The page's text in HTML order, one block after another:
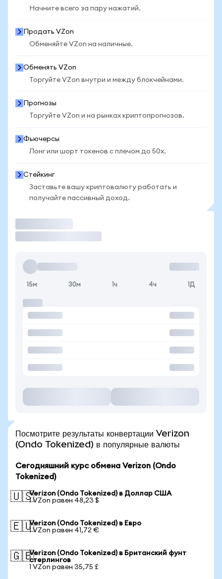
Начните всего за пару нажатий.
Продать VZon
Обменяйте VZon на наличные.
Обменять VZon
Торгуйте VZon внутри и между блокчейнами.
Прогнозы
Торгуйте VZon и на рынках криптопрогнозов.
Фьючерсы
Лонг или шорт токенов с плечом до 50x.
Стейкинг
Заставьте вашу криптовалюту работать и
получайте пассивный доход.
15м 30м 1ч 4ч 1Д
Посмотрите результаты конвертации Verizon
(Ondo Tokenized) в популярные валюты
Сегодняшний курс обмена Verizon (Ondo
Tokenized)
🇺🇸Verizon (Ondo Tokenized) в Доллар США
1 VZon равен 48,23 $
🇪🇺Verizon (Ondo Tokenized) в Евро
1 VZon равен 41,72 €
🇬🇧Verizon (Ondo Tokenized) в Британский фунт
стерлингов
1 VZon равен 35,75 £